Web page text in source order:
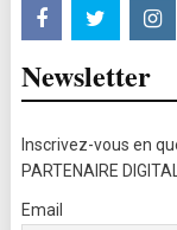
Newsletter
Inscrivez-vous en
PARTENAIRE
Email